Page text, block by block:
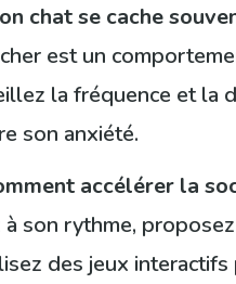
chat se cache
est un
la fréquence et la
son anxiété.
accélérer la
son rythme,
des jeux